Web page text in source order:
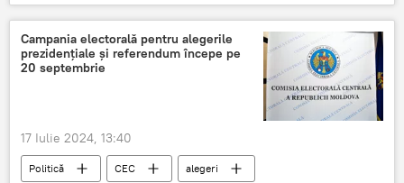
conaționali
Campania electorală pentru alegerile
prezidențiale și referendum începe pe
20 septembrie
17 Iulie 2024, 13:40
Politică CEC
alegeri